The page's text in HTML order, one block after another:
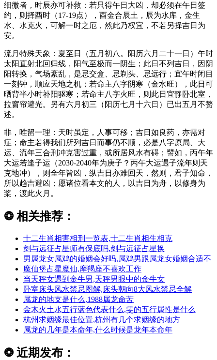
细微者，时辰亦可补救：若只得午日大凶，却必须在午日签
约，则择酉时（17-19点），酉金合辰土，辰为水库，金生
水、水克火，可解一时之厄，然此乃权宜，不若另择吉日为
安。
流月特殊天象：夏至日（五月初八。阳历六月二十一日）午时
太阳直射北回归线，阳气至极而一阴生；此日不列吉日，因阴
阳转换，气场紊乱，是忌交盒、忌剃头、忌远行；宜午时闭目
一刻钟，顺应天地之机；若命主八字阴寒（金水旺），此日可
晒背半小时补阳驱寒；若命主八字火旺，则此日宜静卧北室，
拉窗帘避光。另有六月初三（阳历七月十六日）已出五月不赘
述。
非，唯留一理：天时虽定，人事可移；吉日如良药，亦需对
症；命主若得我们所列吉日而事仍不顺，必是八字原局、大
运、流年三合刑冲克害过重，或所居风水有碍；譬如，丙午年
大运若逢子运（2030-2040年为庚子？丙午大运遇子流年则天
克地冲），则全年皆凶，纵吉日亦难回天，然则，君子知命，
所以趋吉避凶；愿诸位看本文的人，以吉日为舟，以修身为
桨，渡此火月。
❂ 相关推荐：
十二生肖相害相刑一览表,十二生肖相生相克
剑与远征占星师有保底吗,剑与远征占星换
男属龙女属鸡的婚姻会好吗,属鸡男跟属龙女婚姻合适不
魔仙堡占星魔仙,摩羯座不喜欢工作
当天秤女遇到金牛男,天秤男眼中的金牛女
卧室床头风水禁忌图解,床头朝向8大风水禁忌全解
属龙的地支是什么,1988属龙命苦
金木火土水五行蓝色代表什么,雯的五行属性是什么
杭州求姻缘最佳位置,杭州有几个求姻缘的地方
属龙的几年是本命年,什么时候是龙年本命年
❂ 近期发布：